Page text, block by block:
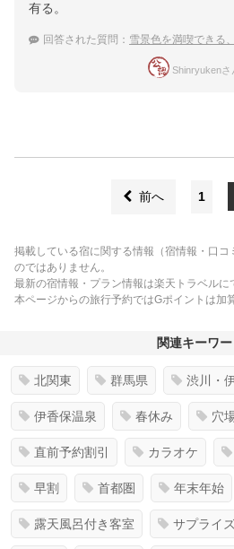
有る。
回答された質問： 雪景色を満喫できる、露
Shinryukenさ
前へ 1
掲載している宿に関する情報（宿情報・口コ
のではありません。
最新の宿情報・プラン情報は楽天トラベルに
本ページからの旅行予約ではGポイントは加
関連キーワー
北関東 群馬県 渋川・
伊香保温泉 春休み 穴
直前予約割引 カラオケ
早割 首都圏 年末年始
露天風呂付き客室 サプライ